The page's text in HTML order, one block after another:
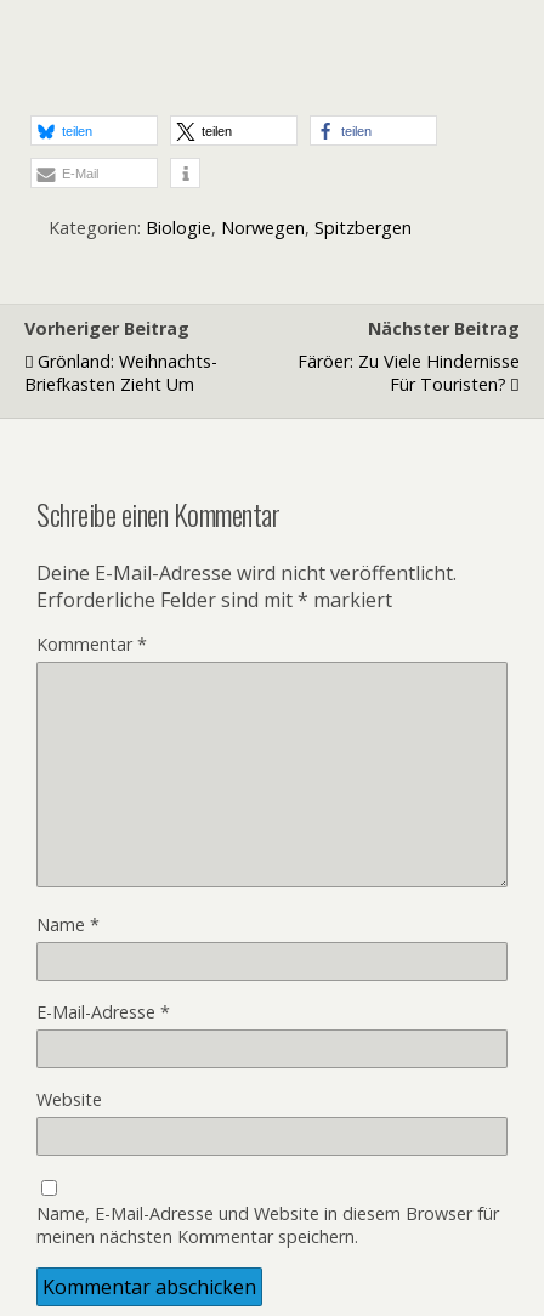
teilen teilen teilen
E-Mail
Kategorien: Biologie, Norwegen, Spitzbergen
Vorheriger Beitrag
Grönland: Weihnachts-
Briefkasten Zieht Um
Nächster Beitrag
Färöer: Zu Viele Hindernisse
Für Touristen?
Schreibe einen Kommentar
Deine E-Mail-Adresse wird nicht veröffentlicht.
Erforderliche Felder sind mit* markiert
Kommentar*
Name *
E-Mail-Adresse *
Website
Name, E-Mail-Adresse und Website in diesem Browser für
meinen nächsten Kommentar speichern.